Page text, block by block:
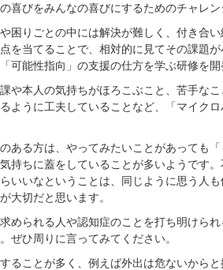
喜びをみんなの喜びにするためのチャレン
困りごとの中には解決が難しく、付き合
を当てることで、相対的に見てその課題
可能性指向」の支援の仕方を学ぶ研修を開
や本人の気持ちがほろこぶこと、苦手な
ように工夫していることなど、「マイク
ある方は、やってみたいことがあっても
持ちに蓋をしていることが多いようです
いいなということは、同じように思う人
大切だと思います。
められる人や認知症のことを打ち明けら
ぜひ周りに言ってみてください。
ることが多く、例えば外出は危ないから